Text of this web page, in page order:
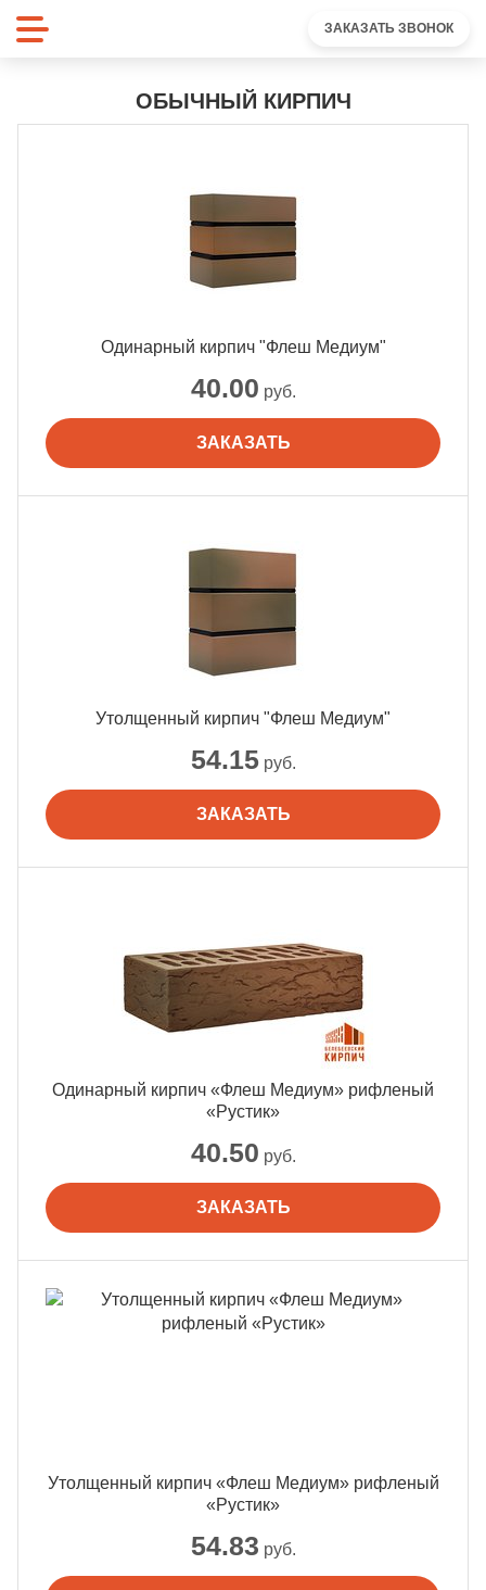
ЗАКАЗАТЬ ЗВОНОК
ОБЫЧНЫЙ КИРПИЧ
40.00 руб.
ЗАКАЗАТЬ
Одинарный кирпич "Флеш Медиум"
54.15руб.
ЗАКАЗАТЬ
Утолщенный кирпич "Флеш Медиум"
40.50 руб.
ЗАКАЗАТЬ
Одинарный кирпич «Флеш Медиум» рифленый
«Рустик»
54.83 руб.
Утолщенный кирпич «Флеш Медиум» рифленый
«Рустик»